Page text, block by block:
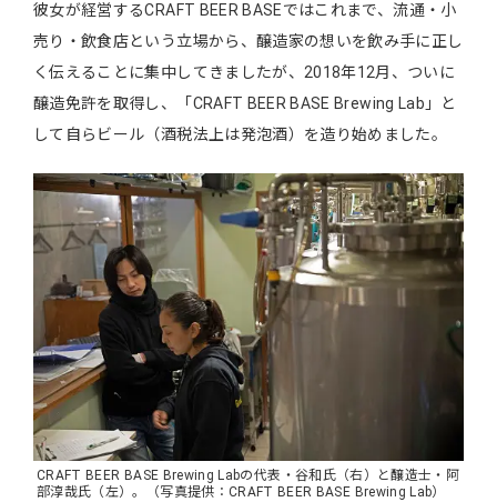
彼女が経営するCRAFT BEER BASEではこれまで、流通・小
売り・飲食店という立場から、醸造家の想いを飲み手に正し
く伝えることに集中してきましたが、2018年12月、ついに
醸造免許を取得し、「CRAFT BEER BASE Brewing Lab」と
して自らビール（酒税法上は発泡酒）を造り始めました。
CRAFT BEER BASE Brewing Labの代表・谷和氏（右）と醸造士・阿
部淳哉氏（左）。（写真提供：CRAFT BEER BASE Brewing Lab）